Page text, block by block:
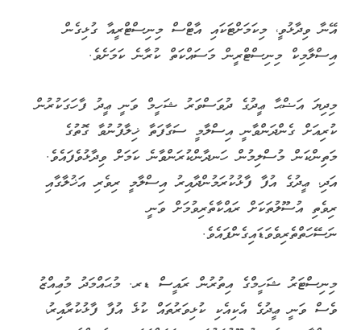
އޭނާ ވިދާޅުވީ، މިކަމަށްޓަކައި އާޓްސް މިނިސްޓްރީއާ ގުޅިގެން
އިސްލާމިކް މިނިސްޓްރީން މަސައްކަތް ކުރާނެ ކަމަށެވެ.
މިދިޔަ އަޟްޙާ ޢީދުގެ ދުވަސްވަރު ޝަހީމް ވަނީ ޢީދު ފާހަގަކުރުން
ކުރިއަށް ގެންދަންވާނީ އިސްލާމީ ސަގާފަތާ ޚިލާފުނުވާ ގޮތުގެ
މަތިންކަން މުސްލިމުން ހަނދާންކުރަންވާނެ ކަމަށް ވިދާޅުވެފައެވެ.
އަދި، ޢީދުގެ އުފާ ފާޅުކުރަމުންދާއިރު އިސްލާމީ ރިވެރި އަޚުލާގާއި
ރިވެތި އުސޫލުތަކަށް ރައްކާތެރިވުމަށް ވަނީ
ނަސޭހަތްތެރިވެވަޑައިގެންފައެވެ.
މިނިސްޓަރު ޝަހީމްގެ އިތުރުން ރައީސް ޑރ. މުޙައްމަދު މުޢިއްޒު
ވެސް ވަނީ ޢީދުގެ އެކިއެކި ކުޅިވަރުތައް ކުޅެ އުފާ ފާޅުކުރާއިރު،